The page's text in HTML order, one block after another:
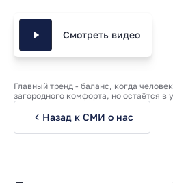
Смотреть видео
Главный тренд - баланс, когда
загородного комфорта, но остаётся в
Назад к СМИ о нас